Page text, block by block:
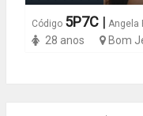
Código 5P7C | Angela
28 anos Bom